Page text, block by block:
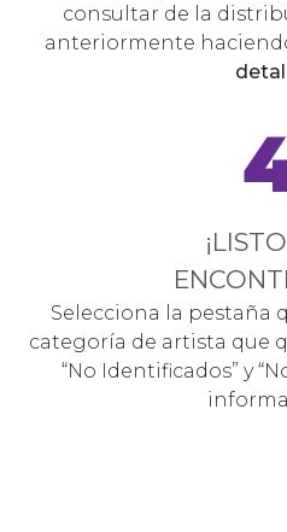
consultar de la
anteriormente
Selecciona la pestaña
categoría de artista que
“No Identificados” y